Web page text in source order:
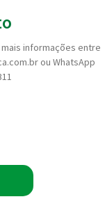
informações entre
ou WhatsApp